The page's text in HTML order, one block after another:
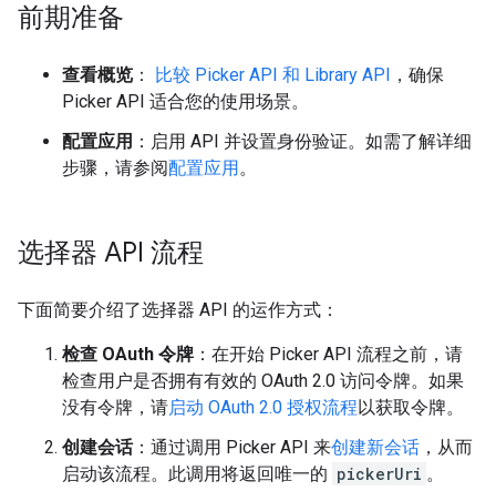
前期准备
查看概览 ： 比较 Picker API 和 Library API ，确保
Picker API 适合您的使用场景。
配置应用 ：启用 API 并设置身份验证。如需了解详细
步骤，请参阅配置应用。
选择器 API 流程
下面简要介绍了选择器 API 的运作方式：
检查 OAuth 令牌 ：在开始 Picker API 流程之前，请
检查用户是否拥有有效的 OAuth 2.0 访问令牌。如果
没有令牌，请启动 OAuth 2.0 授权流程以获取令牌。
创建会话：通过调用 Picker API 来创建新会话 ，从而
启动该流程。此调用将返回唯一的 pickerUri 。